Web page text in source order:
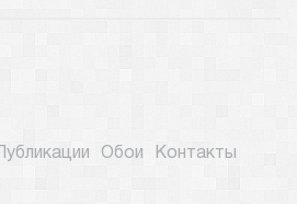
Публикации Обои Контакты